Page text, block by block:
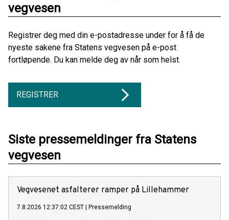
vegvesen
Registrer deg med din e-postadresse under for å få de
nyeste sakene fra Statens vegvesen på e-post
fortløpende. Du kan melde deg av når som helst.
REGISTRER
Siste pressemeldinger fra Statens
vegvesen
Vegvesenet asfalterer ramper på Lillehammer
7.8.2026 12:37:02 CEST Pressemelding